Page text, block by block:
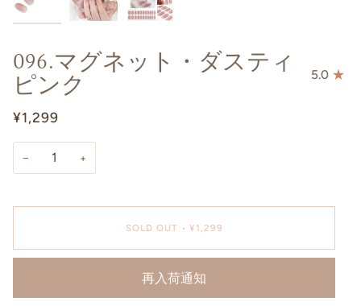
096.マグネット・ダスティ
ピンク 5.0
¥1,299
− +
SOLD OUT • ¥1,299
再入荷通知